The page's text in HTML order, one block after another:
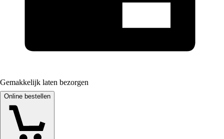
Gemakkelijk laten bezorgen
Online bestellen